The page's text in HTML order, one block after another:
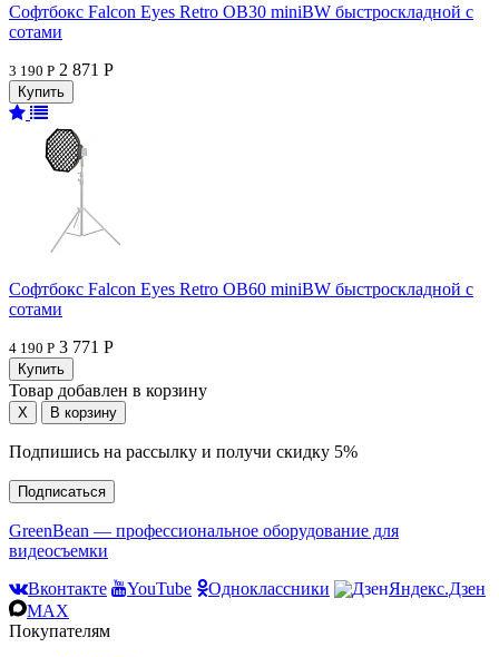
Софтбокс Falcon Eyes Retro OB30 miniBW быстроскладной с
сотами
3 190 Р 2 871 Р
Софтбокс Falcon Eyes Retro OB60 miniBW быстроскладной с
сотами
4 190 Р 3 771 Р
Товар добавлен в корзину
Подпишись на рассылку и получи скидку 5%
Подписаться
GreenBean — профессиональное оборудование для
видеосъемки
Вконтакте
YouTube Одноклассники
Яндекс.Дзен
MAX
Покупателям